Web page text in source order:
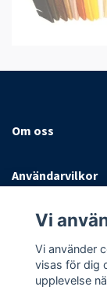
Om oss
Användarvilkor
Sociala medier
Vi
Vi använder
visas för dig
upplevelse